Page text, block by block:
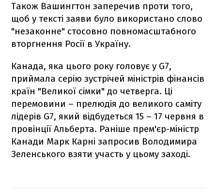
Також Вашингтон заперечив проти того,
щоб у тексті заяви було використано слово
"незаконне" стосовно повномасштабного
вторгнення Росії в Україну.
Канада, яка цього року головує у G7,
приймала серію зустрічей міністрів фінансів
країн "Великої сімки" до четверга. Ці
перемовини – прелюдія до великого саміту
лідерів G7, який відбудеться 15 – 17 червня в
провінції Альберта. Раніше прем'єр-міністр
Канади Марк Карні запросив Володимира
Зеленського взяти участь у цьому заході.